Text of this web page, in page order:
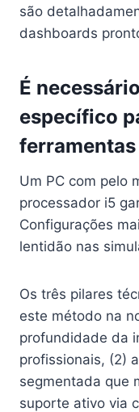
são
dashboards
É
específico
Um PC com pelo
processador i5
Configurações
lentidão nas
Os três pilares
este método na
profundidade da
profissionais, (2)
segmentada que
suporte ativo via